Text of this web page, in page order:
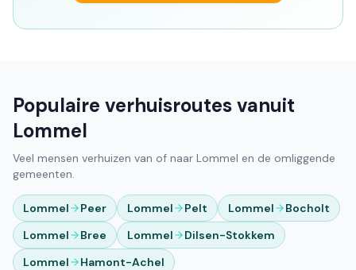
Populaire verhuisroutes vanuit
Lommel
Veel mensen verhuizen van of naar Lommel en de omliggende
gemeenten.
Lommel Peer Lommel Pelt Lommel
Bocholt
Lommel
Bree Lommel
Dilsen-Stokkem
Lommel
Hamont-Achel